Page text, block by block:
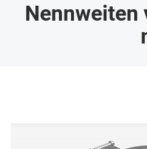
Nennweiten